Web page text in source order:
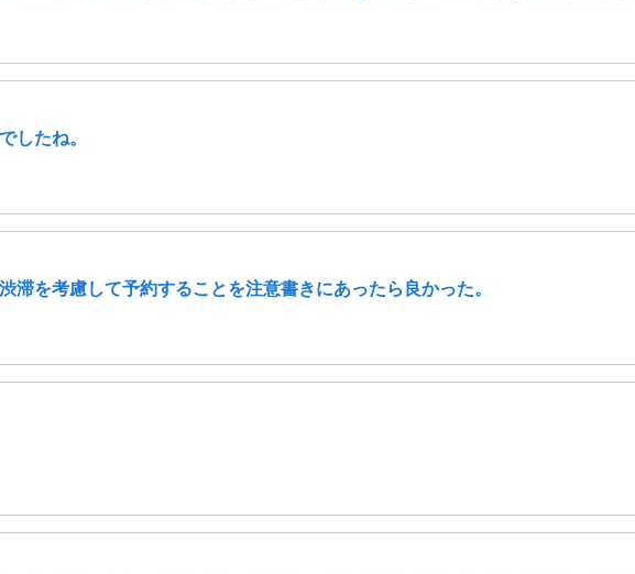
したね。
滞を考慮して予約することを注意書きにあったら良かった。